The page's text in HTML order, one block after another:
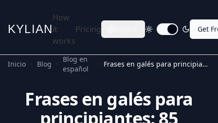
KYLIAN
How
it
works
Pricing Toggle dark mode
Get
Inicio Blog
Blog en
español
Frases en galés para principiantes: 85 expresiones útiles
Frases en galés para